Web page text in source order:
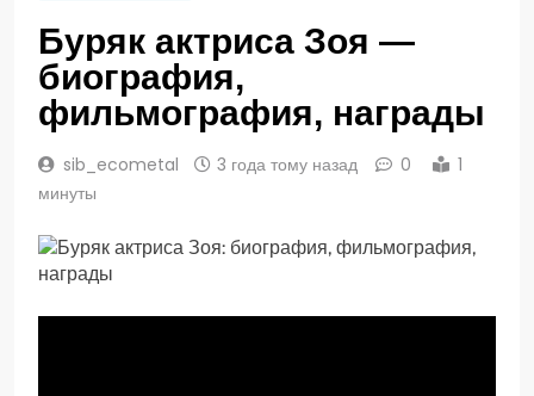
Буряк актриса Зоя —
биография,
фильмография, награды
sib_ecometal 3 года тому назад 0
1
минуты